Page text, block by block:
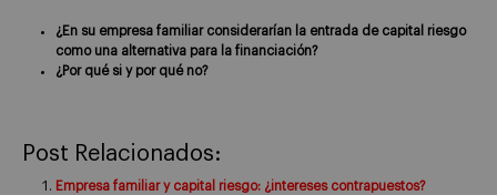
¿En su empresa familiar considerarían la entrada de capital riesgo
como una alternativa para la financiación?
¿Por qué si y por qué no?
Post Relacionados:
Empresa familiar y capital riesgo: ¿intereses contrapuestos?